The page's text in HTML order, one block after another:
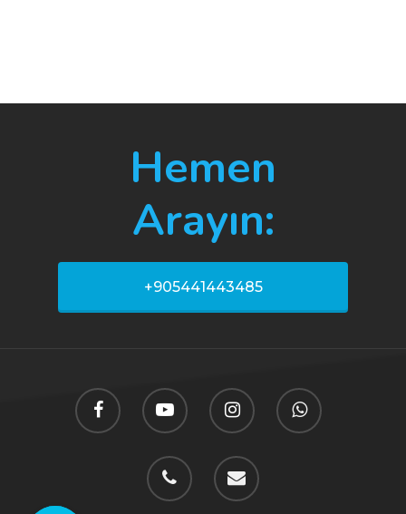
Hemen
Arayın:
+905441443485